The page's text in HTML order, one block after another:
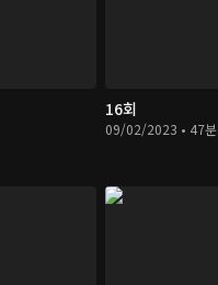
16회
09/02/2023 • 47분